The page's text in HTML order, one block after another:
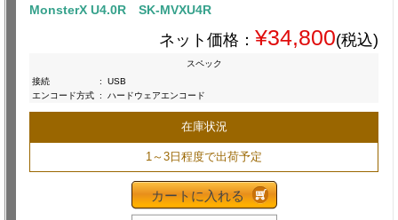
MonsterX U4.0R SK-MVXU4R
ネット価格： ¥34,800(税込)
スペック
接続
:
USB
エンコード方式 : ハードウェアエンコード
在庫状況
1～3日程度で出荷予定
カートに入れる